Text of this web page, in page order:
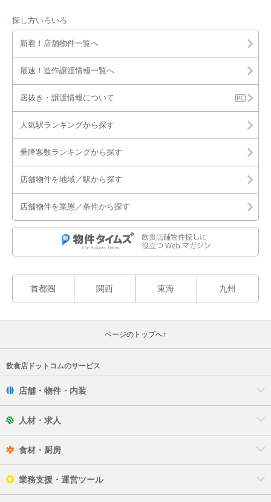
探し方いろいろ
新着！店舗物件一覧へ
最速！造作譲渡情報一覧へ
居抜き・譲渡情報について
人気駅ランキングから探す
乗降客数ランキングから探す
店舗物件を地域／駅から探す
店舗物件を業態／条件から探す
首都圏 関西 東海 九州
ページのトップへ↑
飲食店ドットコムのサービス
店舗・物件・内装
人材・求人
食材・厨房
業務支援・運営ツール